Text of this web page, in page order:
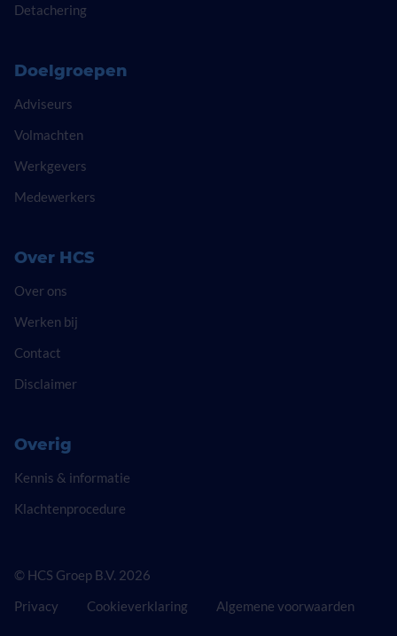
Detachering
Doelgroepen
Adviseurs
Volmachten
Werkgevers
Medewerkers
Over HCS
Over ons
Werken bij
Contact
Disclaimer
Overig
Kennis & informatie
Klachtenprocedure
© HCS Groep B.V. 2026
Privacy
Cookieverklaring Algemene voorwaarden